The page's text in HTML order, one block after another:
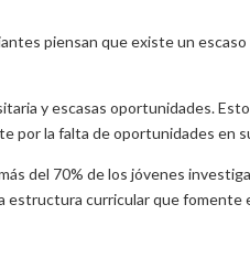
piensan que existe un
y escasas oportunidades.
por la falta de oportunidades en
del 70% de los jóvenes
estructura curricular que